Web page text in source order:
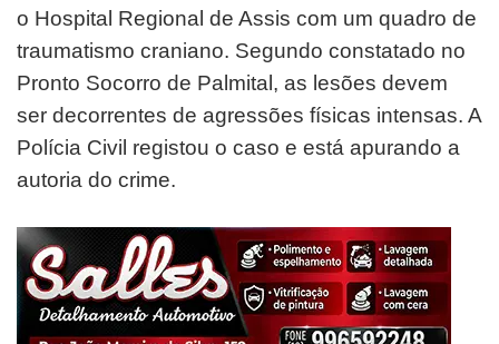
o Hospital Regional de Assis com um quadro de
traumatismo craniano. Segundo constatado no
Pronto Socorro de Palmital, as lesões devem
ser decorrentes de agressões físicas intensas. A
Polícia Civil registou o caso e está apurando a
autoria do crime.